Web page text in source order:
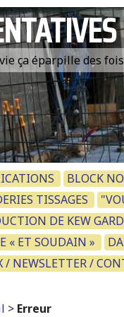
ça éparpille des
BLOCK
TISSAGES
DE KEW
« ET SOUDAIN »
/ NEWSLETTER /
> Erreur